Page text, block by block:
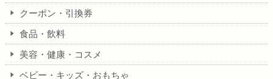
クーポン・引換券
食品・飲料
美容・健康・コスメ
ベビー・キッズ・おもちゃ